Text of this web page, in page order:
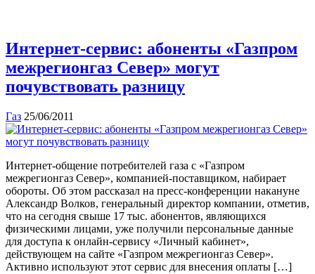
Интернет-сервис: абоненты «Газпром
межрегионгаз Север» могут
почувствовать разницу
Газ 25/06/2011
Интернет-общение потребителей газа с «Газпром
межрегионгаз Север», компанией-поставщиком, набирает
обороты. Об этом рассказал на пресс-конференции накануне
Александр Волков, генеральный директор компании, отметив,
что на сегодня свыше 17 тыс. абонентов, являющихся
физическими лицами, уже получили персональные данные
для доступа к онлайн-сервису «Личный кабинет»,
действующем на сайте «Газпром межрегионгаз Север».
Активно используют этот сервис для внесения оплаты […]